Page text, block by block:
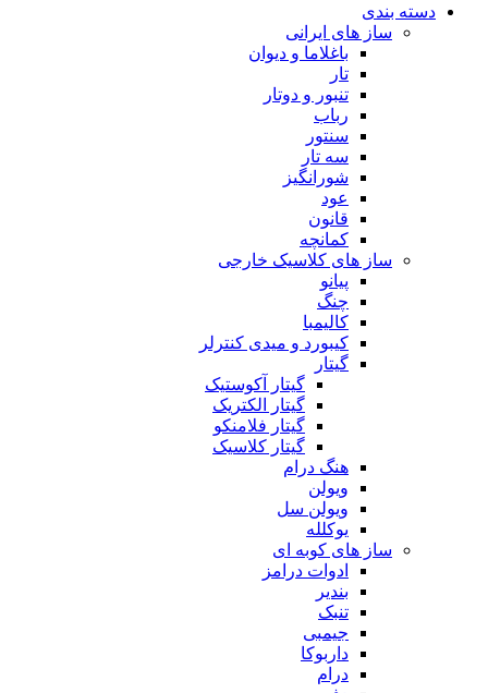
دسته بندی
ساز های ایرانی
باغلاما و دیوان
تار
تنبور و دوتار
رباب
سنتور
سه تار
شورانگیز
عود
قانون
کمانچه
ساز های کلاسیک خارجی
پیانو
چنگ
کالیمبا
کیبورد و میدی کنترلر
گیتار
گیتار آکوستیک
گیتار الکتریک
گیتار فلامنکو
گیتار کلاسیک
هنگ درام
ویولن
ویولن سل
یوکلله
ساز های کوبه ای
ادوات درامز
بندیر
تنبک
جیمبی
داربوکا
درام